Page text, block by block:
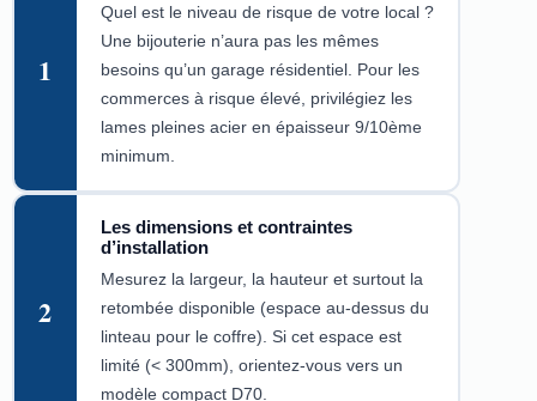
1
Quel est le niveau de risque de votre local ?
Une bijouterie n’aura pas les mêmes
besoins qu’un garage résidentiel. Pour les
commerces à risque élevé, privilégiez les
lames pleines acier en épaisseur 9/10ème
minimum.
2
Les dimensions et contraintes
d’installation
Mesurez la largeur, la hauteur et surtout la
retombée disponible (espace au-dessus du
linteau pour le coffre). Si cet espace est
limité (< 300mm), orientez-vous vers un
modèle compact D70.